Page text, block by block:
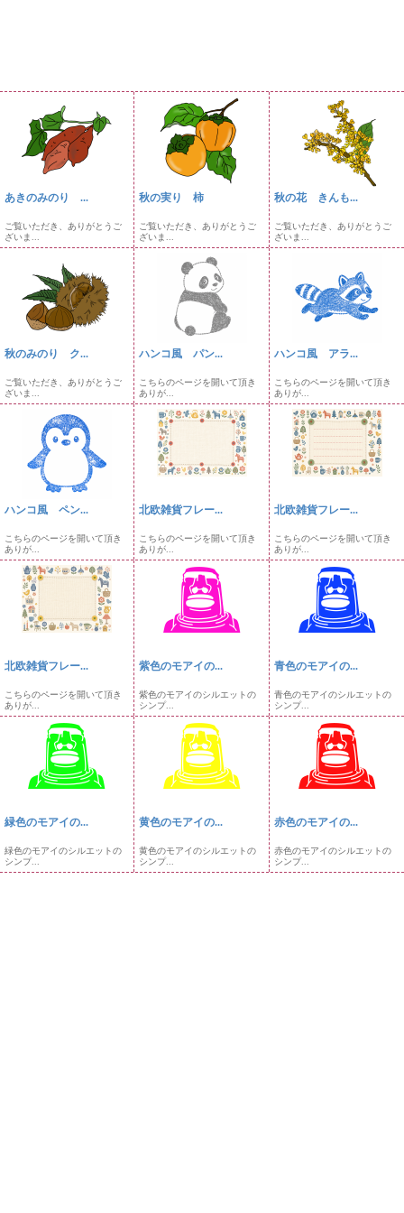
あきのみのり ...
ご覧いただき、ありがとうご
ざいま...
秋の実り 柿
ご覧いただき、ありがとうご
ざいま...
秋の花 きんも...
ご覧いただき、ありがとうご
ざいま...
秋のみのり ク...
ご覧いただき、ありがとうご
ざいま...
ハンコ風 パン...
こちらのページを開いて頂き
ありが...
ハンコ風 アラ...
こちらのページを開いて頂き
ありが...
ハンコ風 ペン...
こちらのページを開いて頂き
ありが...
北欧雑貨フレー...
こちらのページを開いて頂き
ありが...
北欧雑貨フレー...
こちらのページを開いて頂き
ありが...
北欧雑貨フレー...
こちらのページを開いて頂き
ありが...
紫色のモアイの...
紫色のモアイのシルエットの
シンプ...
青色のモアイの...
青色のモアイのシルエットの
シンプ...
緑色のモアイの...
緑色のモアイのシルエットの
シンプ...
黄色のモアイの...
黄色のモアイのシルエットの
シンプ...
赤色のモアイの...
赤色のモアイのシルエットの
シンプ...